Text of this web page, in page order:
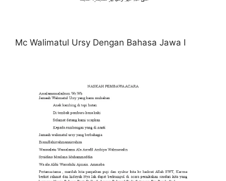
Mc Walimatul Ursy Dengan Bahasa Jawa I